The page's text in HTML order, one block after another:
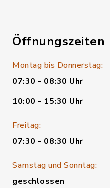
Öffnungszeiten
Montag bis Donnerstag:
07:30 - 08:30 Uhr
10:00 - 15:30 Uhr
Freitag:
07:30 - 08:30 Uhr
Samstag und Sonntag:
geschlossen